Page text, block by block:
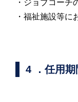
・ジョブコーチ
・福祉施設等に
4 ．任用期